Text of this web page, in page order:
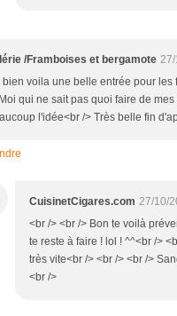
/Framboises et bergamote
bien voila une belle entrée pour les
qui ne sait pas quoi faire de
l'idée<br /> Très belle fin
CuisinetCigares.com 27/10/
<br /> <br /> Bon te voilà
te reste à faire ! lol ! ^^<br />
très vite<br /> <br /> <br />
<br />